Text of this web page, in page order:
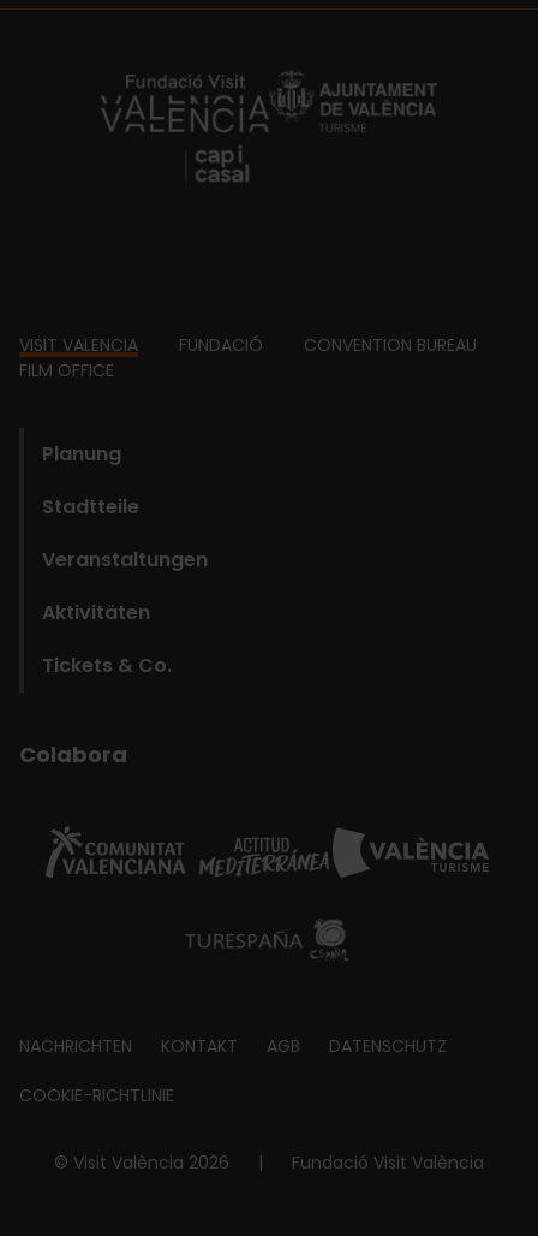
https://fundacion.visitvalencia.com/
Footer
VISIT VALENCIA FUNDACIÓ
CONVENTION BUREAU
FILM OFFICE
Planung
Stadtteile
Veranstaltungen
Aktivitäten
Tickets & Co.
Colabora
Footer
about
NACHRICHTEN KONTAKT AGB DATENSCHUTZ
COOKIE-RICHTLINIE
© Visit València 2026 | Fundació Visit València